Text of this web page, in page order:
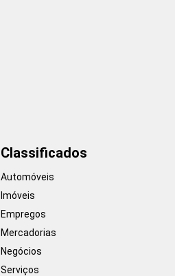
Classificados
Automóveis
Imóveis
Empregos
Mercadorias
Negócios
Serviços